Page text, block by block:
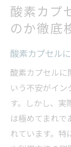
酸素カプ
のか徹底
酸素カプセル
酸素カプセルに
いう不安がイ
す。しかし、
は極めてまれで
れています。特